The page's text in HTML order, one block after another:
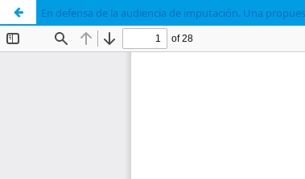
En defensa de la audiencia de imputación. Una